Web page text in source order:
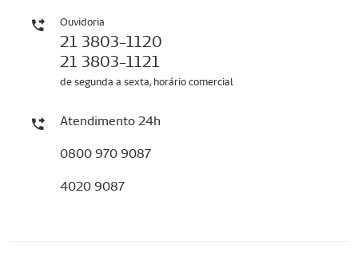
Ouvidoria
21 3803-1120
21 3803-1121
de segunda a sexta, horário comercial
Atendimento 24h
0800 970 9087
4020 9087